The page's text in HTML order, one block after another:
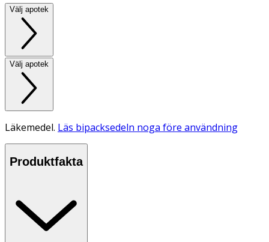
Välj apotek
Välj apotek
Läkemedel. Läs bipacksedeln noga före användning
Produktfakta